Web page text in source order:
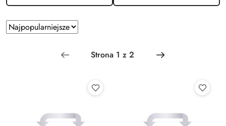
Zastosowano
sortowanie:
Najpopularniejsze.
Sortuj
według